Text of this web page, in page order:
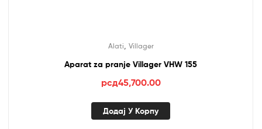
Alati Villager
Aparat za pranje Villager VHW 155
рсд45,700.00
Додај У Корпу